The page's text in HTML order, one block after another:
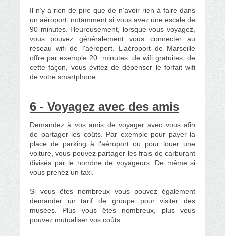
Il n’y a rien de pire que de n’avoir rien à faire dans
un aéroport, notamment si vous avez une escale de
90 minutes. Heureusement, lorsque vous voyagez,
vous pouvez généralement vous connecter au
réseau wifi de l'aéroport. L’aéroport de Marseille
offre par exemple 20 minutes de wifi gratuites, de
cette façon, vous évitez de dépenser le forfait wifi
de votre smartphone.
6 - Voyagez avec des amis
Demandez à vos amis de voyager avec vous afin
de partager les coûts. Par exemple pour payer la
place de parking à l’aéroport ou pour louer une
voiture, vous pouvez partager les frais de carburant
divisés par le nombre de voyageurs. De même si
vous prenez un taxi.
Si vous êtes nombreux vous pouvez également
demander un tarif de groupe pour visiter des
musées. Plus vous êtes nombreux, plus vous
pouvez mutualiser vos coûts.